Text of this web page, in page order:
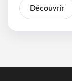
Découvrir